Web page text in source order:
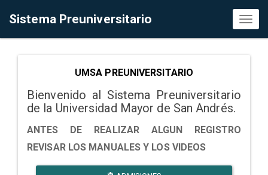
Sistema Preuniversitario
UMSA PREUNIVERSITARIO
Bienvenido al Sistema Preuniversitario
de la Universidad Mayor de San Andrés.
ANTES DE REALIZAR ALGUN REGISTRO
REVISAR LOS MANUALES Y LOS VIDEOS